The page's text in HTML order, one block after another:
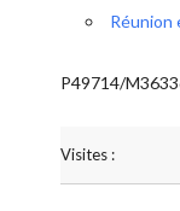
Réunion
P49714/
Visites :